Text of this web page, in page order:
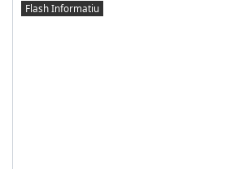
Flash Informatiu